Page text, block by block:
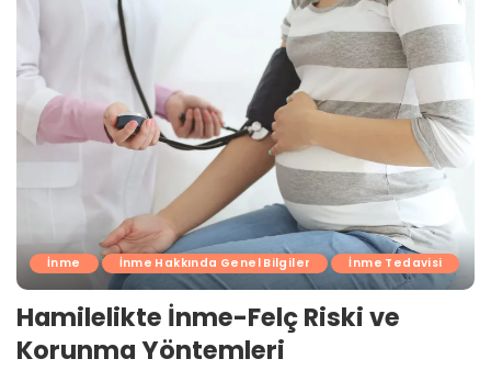
İnme İnme Hakkında Genel Bilgiler İnme Tedavisi
Hamilelikte İnme-Felç Riski ve
Korunma Yöntemleri